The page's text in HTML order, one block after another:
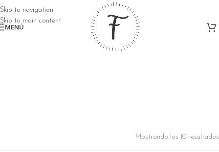
Skip to navigation
Skip to main content
MENÚ
Mostrando los 10 resultados